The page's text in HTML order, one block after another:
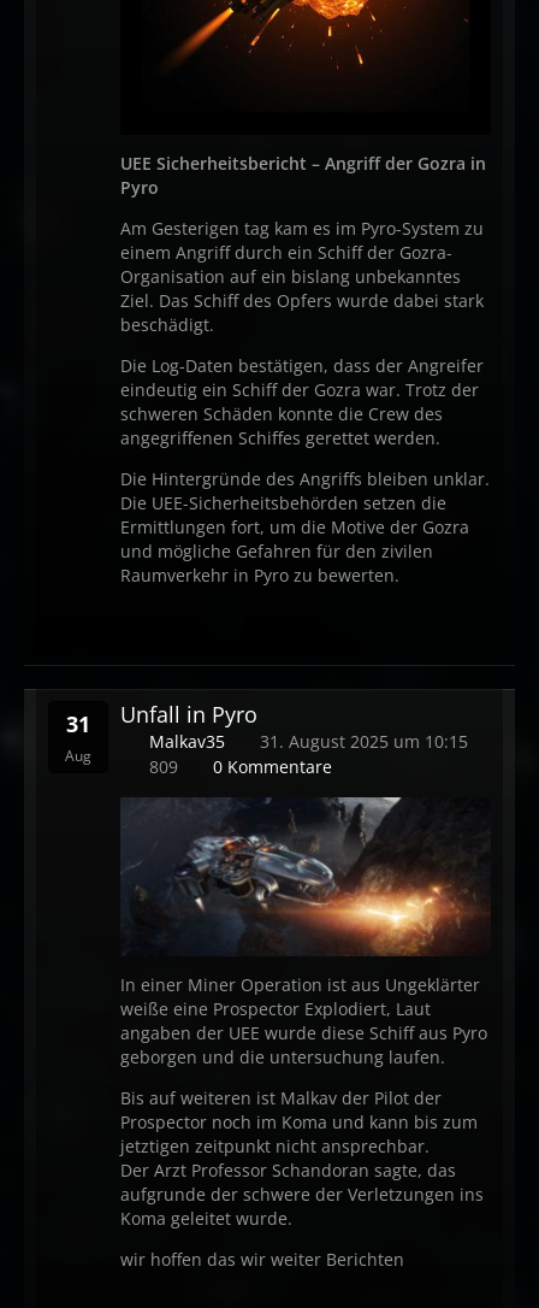
UEE Sicherheitsbericht – Angriff der Gozra in
Pyro
Am Gesterigen tag kam es im Pyro-System zu
einem Angriff durch ein Schiff der Gozra-
Organisation auf ein bislang unbekanntes
Ziel. Das Schiff des Opfers wurde dabei stark
beschädigt.
Die Log-Daten bestätigen, dass der Angreifer
eindeutig ein Schiff der Gozra war. Trotz der
schweren Schäden konnte die Crew des
angegriffenen Schiffes gerettet werden.
Die Hintergründe des Angriffs bleiben unklar.
Die UEE-Sicherheitsbehörden setzen die
Ermittlungen fort, um die Motive der Gozra
und mögliche Gefahren für den zivilen
Raumverkehr in Pyro zu bewerten.
31
Aug
Unfall in Pyro
Malkav35
31. August 2025 um 10:15
809
0 Kommentare
In einer Miner Operation ist aus Ungeklärter
weiße eine Prospector Explodiert, Laut
angaben der UEE wurde diese Schiff aus Pyro
geborgen und die untersuchung laufen.
Bis auf weiteren ist Malkav der Pilot der
Prospector noch im Koma und kann bis zum
jetztigen zeitpunkt nicht ansprechbar.
Der Arzt Professor Schandoran sagte, das
aufgrunde der schwere der Verletzungen ins
Koma geleitet wurde.
wir hoffen das wir weiter Berichten